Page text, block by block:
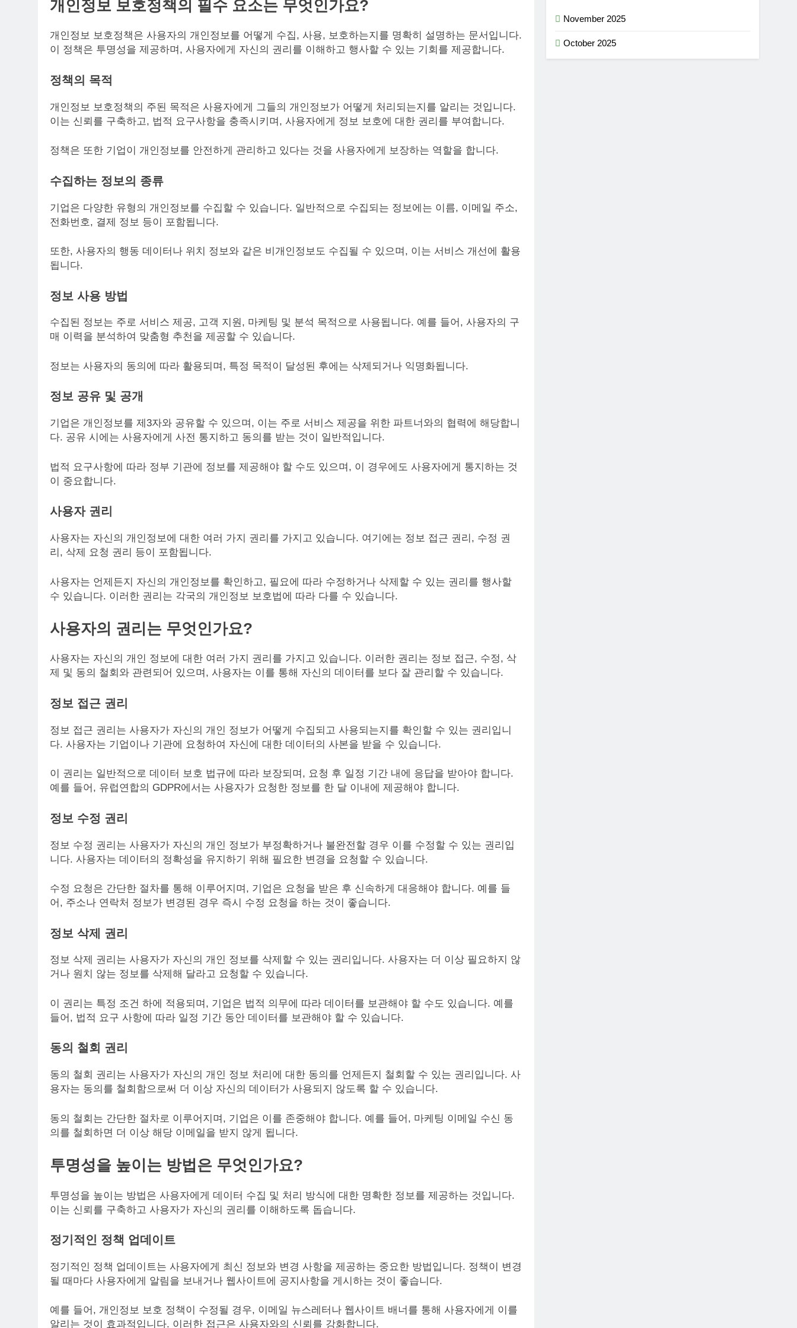
개인정보 보호정책의 필수 요소는 무엇인가요?
개인정보 보호정책은 사용자의 개인정보를 어떻게 수집, 사용, 보호하는지를 명확히 설명하는 문서입니다.
이 정책은 투명성을 제공하며, 사용자에게 자신의 권리를 이해하고 행사할 수 있는 기회를 제공합니다.
정책의 목적
개인정보 보호정책의 주된 목적은 사용자에게 그들의 개인정보가 어떻게 처리되는지를 알리는 것입니다.
이는 신뢰를 구축하고, 법적 요구사항을 충족시키며, 사용자에게 정보 보호에 대한 권리를 부여합니다.
정책은 또한 기업이 개인정보를 안전하게 관리하고 있다는 것을 사용자에게 보장하는 역할을 합니다.
수집하는 정보의 종류
기업은 다양한 유형의 개인정보를 수집할 수 있습니다. 일반적으로 수집되는 정보에는 이름, 이메일 주소,
전화번호, 결제 정보 등이 포함됩니다.
또한, 사용자의 행동 데이터나 위치 정보와 같은 비개인정보도 수집될 수 있으며, 이는 서비스 개선에 활용
됩니다.
정보 사용 방법
수집된 정보는 주로 서비스 제공, 고객 지원, 마케팅 및 분석 목적으로 사용됩니다. 예를 들어, 사용자의 구
매 이력을 분석하여 맞춤형 추천을 제공할 수 있습니다.
정보는 사용자의 동의에 따라 활용되며, 특정 목적이 달성된 후에는 삭제되거나 익명화됩니다.
정보 공유 및 공개
기업은 개인정보를 제3자와 공유할 수 있으며, 이는 주로 서비스 제공을 위한 파트너와의 협력에 해당합니
다. 공유 시에는 사용자에게 사전 통지하고 동의를 받는 것이 일반적입니다.
법적 요구사항에 따라 정부 기관에 정보를 제공해야 할 수도 있으며, 이 경우에도 사용자에게 통지하는 것
이 중요합니다.
사용자 권리
사용자는 자신의 개인정보에 대한 여러 가지 권리를 가지고 있습니다. 여기에는 정보 접근 권리, 수정 권
리, 삭제 요청 권리 등이 포함됩니다.
사용자는 언제든지 자신의 개인정보를 확인하고, 필요에 따라 수정하거나 삭제할 수 있는 권리를 행사할
수 있습니다. 이러한 권리는 각국의 개인정보 보호법에 따라 다를 수 있습니다.
사용자의 권리는 무엇인가요?
사용자는 자신의 개인 정보에 대한 여러 가지 권리를 가지고 있습니다. 이러한 권리는 정보 접근, 수정, 삭
제 및 동의 철회와 관련되어 있으며, 사용자는 이를 통해 자신의 데이터를 보다 잘 관리할 수 있습니다.
정보 접근 권리
정보 접근 권리는 사용자가 자신의 개인 정보가 어떻게 수집되고 사용되는지를 확인할 수 있는 권리입니
다. 사용자는 기업이나 기관에 요청하여 자신에 대한 데이터의 사본을 받을 수 있습니다.
이 권리는 일반적으로 데이터 보호 법규에 따라 보장되며, 요청 후 일정 기간 내에 응답을 받아야 합니다.
예를 들어, 유럽연합의 GDPR에서는 사용자가 요청한 정보를 한 달 이내에 제공해야 합니다.
정보 수정 권리
정보 수정 권리는 사용자가 자신의 개인 정보가 부정확하거나 불완전할 경우 이를 수정할 수 있는 권리입
니다. 사용자는 데이터의 정확성을 유지하기 위해 필요한 변경을 요청할 수 있습니다.
수정 요청은 간단한 절차를 통해 이루어지며, 기업은 요청을 받은 후 신속하게 대응해야 합니다. 예를 들
어, 주소나 연락처 정보가 변경된 경우 즉시 수정 요청을 하는 것이 좋습니다.
정보 삭제 권리
정보 삭제 권리는 사용자가 자신의 개인 정보를 삭제할 수 있는 권리입니다. 사용자는 더 이상 필요하지 않
거나 원치 않는 정보를 삭제해 달라고 요청할 수 있습니다.
이 권리는 특정 조건 하에 적용되며, 기업은 법적 의무에 따라 데이터를 보관해야 할 수도 있습니다. 예를
들어, 법적 요구 사항에 따라 일정 기간 동안 데이터를 보관해야 할 수 있습니다.
동의 철회 권리
동의 철회 권리는 사용자가 자신의 개인 정보 처리에 대한 동의를 언제든지 철회할 수 있는 권리입니다. 사
용자는 동의를 철회함으로써 더 이상 자신의 데이터가 사용되지 않도록 할 수 있습니다.
동의 철회는 간단한 절차로 이루어지며, 기업은 이를 존중해야 합니다. 예를 들어, 마케팅 이메일 수신 동
의를 철회하면 더 이상 해당 이메일을 받지 않게 됩니다.
투명성을 높이는 방법은 무엇인가요?
투명성을 높이는 방법은 사용자에게 데이터 수집 및 처리 방식에 대한 명확한 정보를 제공하는 것입니다.
이는 신뢰를 구축하고 사용자가 자신의 권리를 이해하도록 돕습니다.
정기적인 정책 업데이트
정기적인 정책 업데이트는 사용자에게 최신 정보와 변경 사항을 제공하는 중요한 방법입니다. 정책이 변경
될 때마다 사용자에게 알림을 보내거나 웹사이트에 공지사항을 게시하는 것이 좋습니다.
예를 들어, 개인정보 보호 정책이 수정될 경우, 이메일 뉴스레터나 웹사이트 배너를 통해 사용자에게 이를
알리는 것이 효과적입니다. 이러한 접근은 사용자와의 신뢰를 강화합니다.
November 2025
October 2025